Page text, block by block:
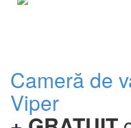
Cameră de
Viper